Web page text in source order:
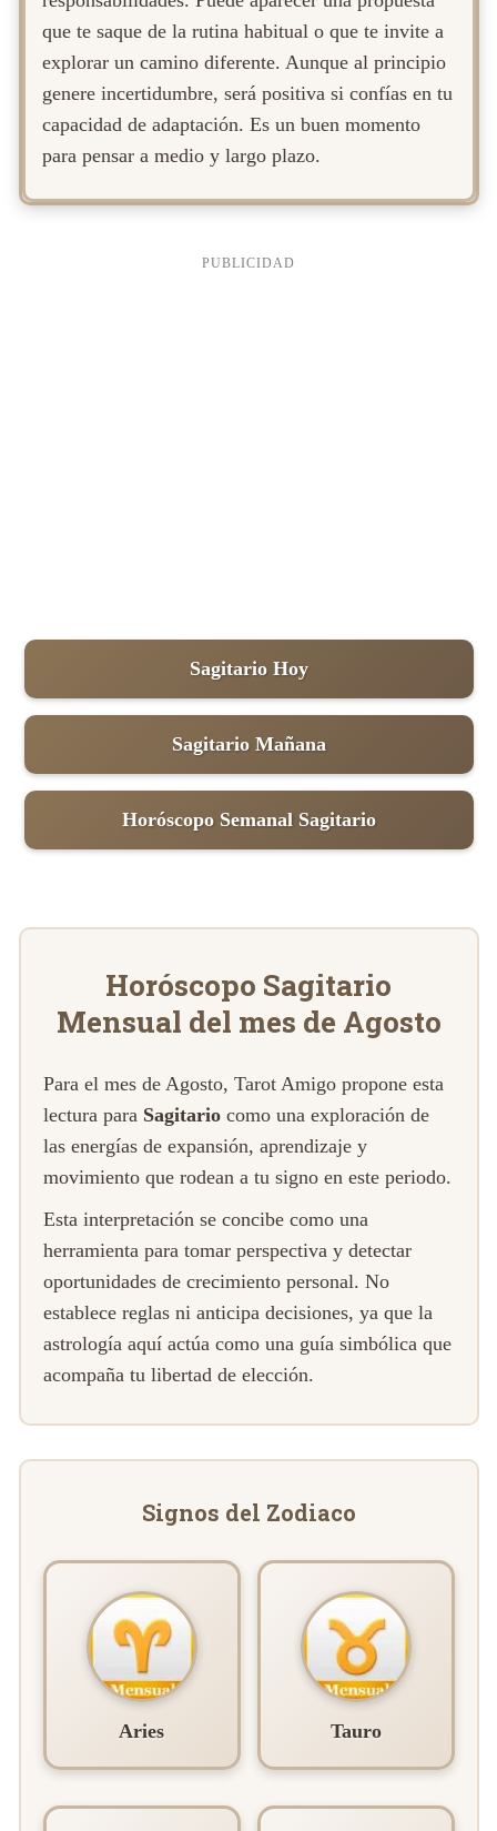
que te saque de la rutina habitual o que te invite a
explorar un camino diferente. Aunque al principio
genere incertidumbre, será positiva si confías en tu
capacidad de adaptación. Es un buen momento
para pensar a medio y largo plazo.
Sagitario Hoy
Sagitario Mañana
Horóscopo Semanal Sagitario
Horóscopo Sagitario
Mensual del mes de Agosto
Para el mes de Agosto, Tarot Amigo propone esta
lectura para Sagitariocomo una exploración de
las energías de expansión, aprendizaje y
movimiento que rodean a tu signo en este periodo.
Esta interpretación se concibe como una
herramienta para tomar perspectiva y detectar
oportunidades de crecimiento personal. No
establece reglas ni anticipa decisiones, ya que la
astrología aquí actúa como una guía simbólica que
acompaña tu libertad de elección.
Signos del Zodiaco
Aries Tauro